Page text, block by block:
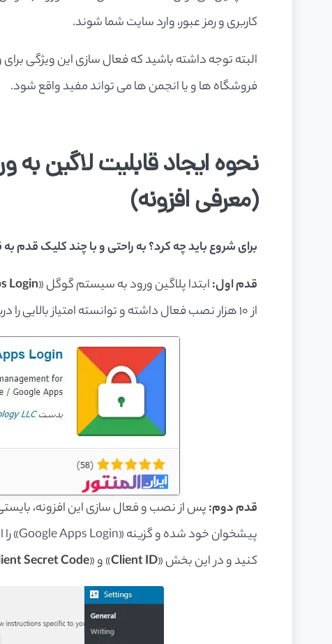
کاربری و رمز عبور، وارد سایت شما شوند.
البته توجه داشته باشید که فعال سازی این
فروشگاه ها و یا انجمن ها می تواند مفید واقع شود.
(معرفی افزونه)
برای شروع باید چه کرد؟ به راحتی و با چند کلیک قدم
قدم اول:ابتدا پلاگین ورود به سیستم گوگل «Login
از 10 هزار نصب فعال داشته و توانسته امتیاز بالایی را دریافت کند.
قدم دوم:پس از نصب و فعال سازی این افزونه،
کنید و در این بخش «Client ID» و «Secret Code